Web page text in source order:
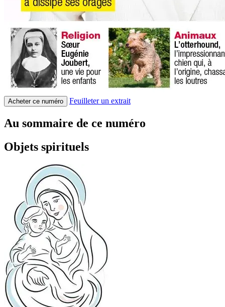
Acheter ce numéro Feuilleter un extrait
Au sommaire de ce numéro
Objets spirituels